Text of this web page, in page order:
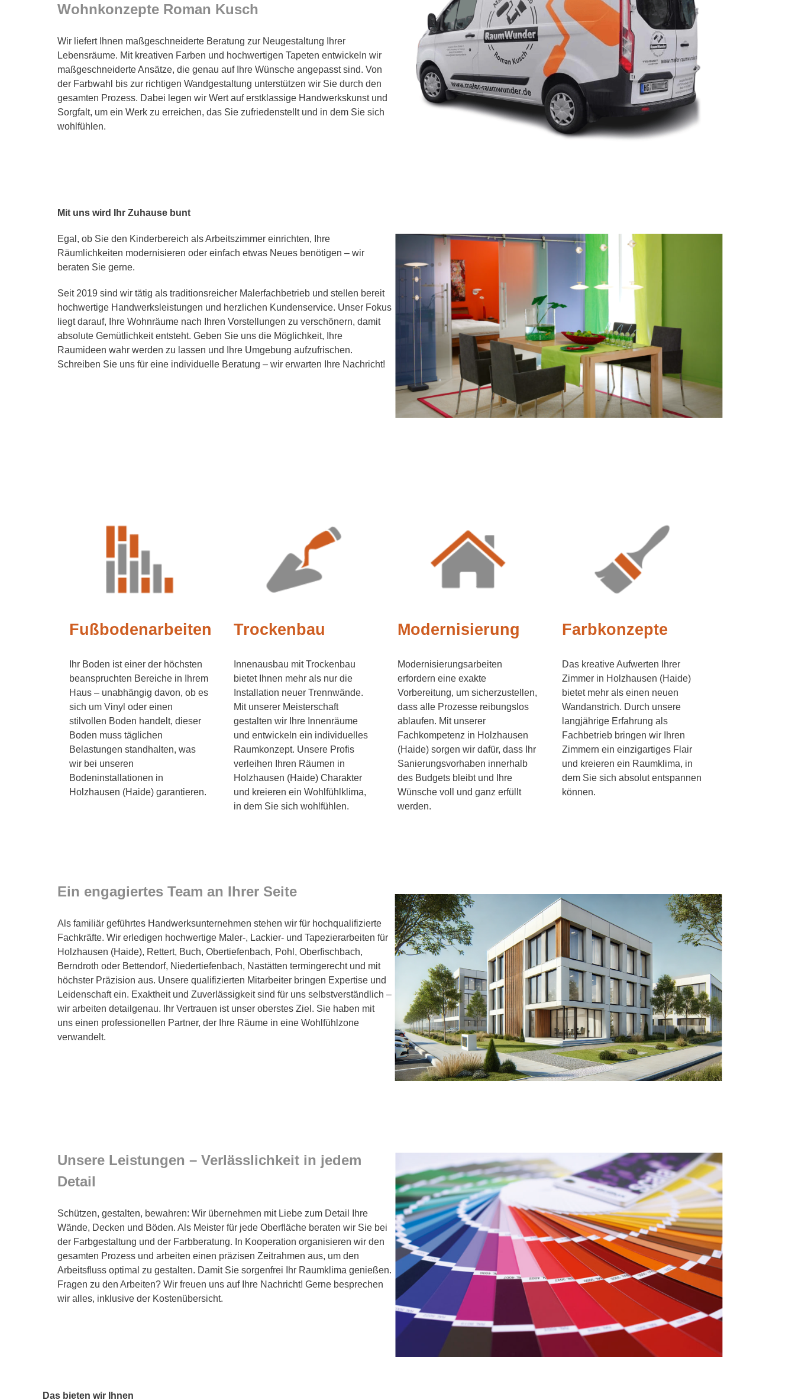
Wohnkonzepte Roman Kusch
Wir liefert Ihnen maßgeschneiderte Beratung zur Neugestaltung Ihrer
Lebensräume. Mit kreativen Farben und hochwertigen Tapeten entwickeln wir
maßgeschneiderte Ansätze, die genau auf Ihre Wünsche angepasst sind. Von
der Farbwahl bis zur richtigen Wandgestaltung unterstützen wir Sie durch den
gesamten Prozess. Dabei legen wir Wert auf erstklassige Handwerkskunst und
Sorgfalt, um ein Werk zu erreichen, das Sie zufriedenstellt und in dem Sie sich
wohlfühlen.
Mit uns wird Ihr Zuhause bunt
Egal, ob Sie den Kinderbereich als Arbeitszimmer einrichten, Ihre
Räumlichkeiten modernisieren oder einfach etwas Neues benötigen – wir
beraten Sie gerne.
Seit 2019 sind wir tätig als traditionsreicher Malerfachbetrieb und stellen bereit
hochwertige Handwerksleistungen und herzlichen Kundenservice. Unser Fokus
liegt darauf, Ihre Wohnräume nach Ihren Vorstellungen zu verschönern, damit
absolute Gemütlichkeit entsteht. Geben Sie uns die Möglichkeit, Ihre
Raumideen wahr werden zu lassen und Ihre Umgebung aufzufrischen.
Schreiben Sie uns für eine individuelle Beratung – wir erwarten Ihre Nachricht!
Fußbodenarbeiten
Ihr Boden ist einer der höchsten
beanspruchten Bereiche in Ihrem
Haus – unabhängig davon, ob es
sich um Vinyl oder einen
stilvollen Boden handelt, dieser
Boden muss täglichen
Belastungen standhalten, was
wir bei unseren
Bodeninstallationen in
Holzhausen (Haide) garantieren.
Trockenbau
Innenausbau mit Trockenbau
bietet Ihnen mehr als nur die
Installation neuer Trennwände.
Mit unserer Meisterschaft
gestalten wir Ihre Innenräume
und entwickeln ein individuelles
Raumkonzept. Unsere Profis
verleihen Ihren Räumen in
Holzhausen (Haide) Charakter
und kreieren ein Wohlfühlklima,
in dem Sie sich wohlfühlen.
Modernisierung
Modernisierungsarbeiten
erfordern eine exakte
Vorbereitung, um sicherzustellen,
dass alle Prozesse reibungslos
ablaufen. Mit unserer
Fachkompetenz in Holzhausen
(Haide) sorgen wir dafür, dass Ihr
Sanierungsvorhaben innerhalb
des Budgets bleibt und Ihre
Wünsche voll und ganz erfüllt
werden.
Farbkonzepte
Das kreative Aufwerten Ihrer
Zimmer in Holzhausen (Haide)
bietet mehr als einen neuen
Wandanstrich. Durch unsere
langjährige Erfahrung als
Fachbetrieb bringen wir Ihren
Zimmern ein einzigartiges Flair
und kreieren ein Raumklima, in
dem Sie sich absolut entspannen
können.
Ein engagiertes Team an Ihrer Seite
Als familiär geführtes Handwerksunternehmen stehen wir für hochqualifizierte
Fachkräfte. Wir erledigen hochwertige Maler-, Lackier- und Tapezierarbeiten für
Holzhausen (Haide), Rettert, Buch, Obertiefenbach, Pohl, Oberfischbach,
Berndroth oder Bettendorf, Niedertiefenbach, Nastätten termingerecht und mit
höchster Präzision aus. Unsere qualifizierten Mitarbeiter bringen Expertise und
Leidenschaft ein. Exaktheit und Zuverlässigkeit sind für uns selbstverständlich –
wir arbeiten detailgenau. Ihr Vertrauen ist unser oberstes Ziel. Sie haben mit
uns einen professionellen Partner, der Ihre Räume in eine Wohlfühlzone
verwandelt.
Unsere Leistungen – Verlässlichkeit in jedem
Detail
Schützen, gestalten, bewahren: Wir übernehmen mit Liebe zum Detail Ihre
Wände, Decken und Böden. Als Meister für jede Oberfläche beraten wir Sie bei
der Farbgestaltung und der Farbberatung. In Kooperation organisieren wir den
gesamten Prozess und arbeiten einen präzisen Zeitrahmen aus, um den
Arbeitsfluss optimal zu gestalten. Damit Sie sorgenfrei Ihr Raumklima genießen.
Fragen zu den Arbeiten? Wir freuen uns auf Ihre Nachricht! Gerne besprechen
wir alles, inklusive der Kostenübersicht.
Das bieten wir Ihnen